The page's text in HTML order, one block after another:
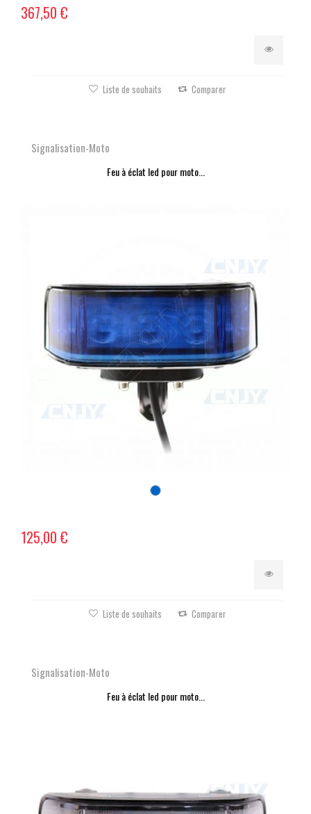
367,50 €
Liste de souhaits Comparer
Signalisation-Moto
Feu à éclat led pour moto...
125,00 €
Liste de souhaits Comparer
Signalisation-Moto
Feu à éclat led pour moto...